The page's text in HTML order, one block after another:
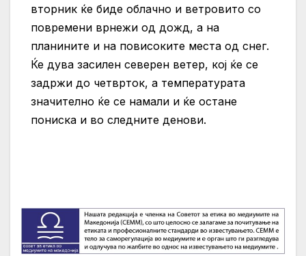
вторник ќе биде облачно и ветровито со
повремени врнежи од дожд, а на
планините и на повисоките места од снег.
Ќе дува засилен северен ветер, кој ќе се
задржи до четврток, а температурата
значително ќе се намали и ќе остане
пониска и во следните денови.